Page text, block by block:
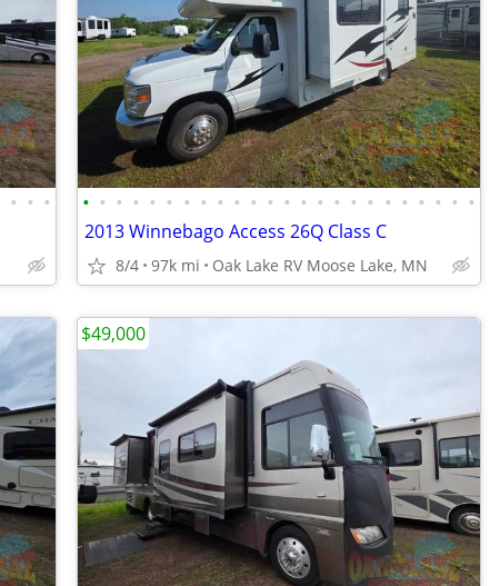
• • • • • • • • • • • • • • • • • • • • • • • • • • •
2013 Winnebago Access 26Q Class C
8/4 97k mi Oak Lake RV Moose Lake, MN
$49,000